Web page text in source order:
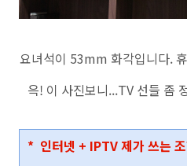
요녀석이 53mm 화각입니다.
윽! 이 사진보니...TV 선들 좀
* 인터넷 + IPTV 제가 쓰는